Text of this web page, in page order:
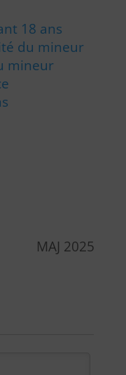
18 ans
du mineur
mineur
MAJ 2025